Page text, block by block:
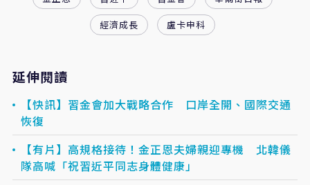
經濟成長
盧卡申科
延伸閱讀
【快訊】習金會加大戰略合作 口岸全開、國際交通
恢復
【有片】高規格接待！金正恩夫婦親迎專機 北韓儀
隊高喊「祝習近平同志身體健康」